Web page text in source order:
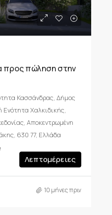
προς πώληση στην
Κασσάνδρας, Δήμος
Ενότητα Χαλκιδικής,
Αποκεντρωμένη
630 77, Ελλάδα
Λεπτομέρειες
10 μήνες πριν